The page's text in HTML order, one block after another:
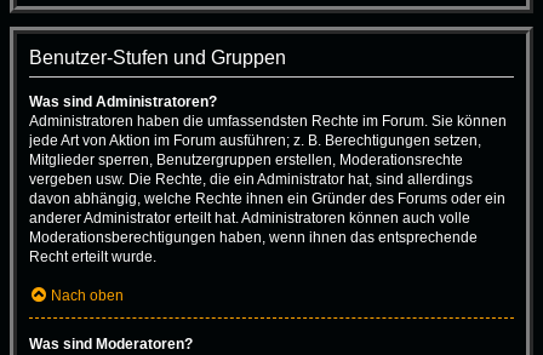
Benutzer-Stufen und Gruppen
Was sind Administratoren?
Administratoren haben die umfassendsten Rechte im Forum. Sie können
jede Art von Aktion im Forum ausführen; z. B. Berechtigungen setzen,
Mitglieder sperren, Benutzergruppen erstellen, Moderationsrechte
vergeben usw. Die Rechte, die ein Administrator hat, sind allerdings
davon abhängig, welche Rechte ihnen ein Gründer des Forums oder ein
anderer Administrator erteilt hat. Administratoren können auch volle
Moderationsberechtigungen haben, wenn ihnen das entsprechende
Recht erteilt wurde.
Nach oben
Was sind Moderatoren?